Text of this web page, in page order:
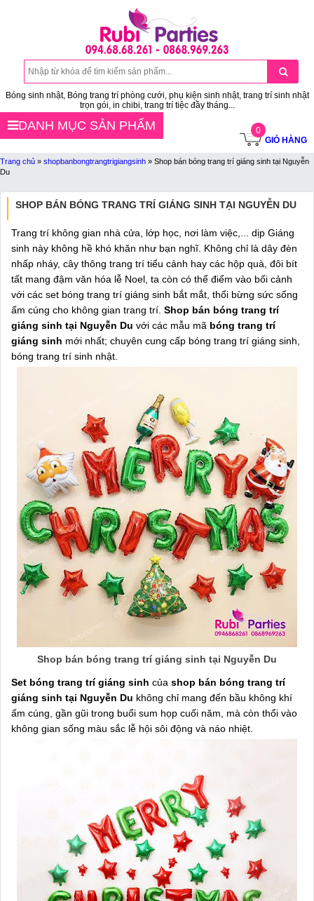
Bóng sinh nhật, Bóng trang trí phòng cưới, phụ kiện sinh nhật, trang trí sinh nhật
trọn gói, in chibi, trang trí tiệc đầy tháng...
0
GIỎ HÀNG
DANH MỤC SẢN PHẨM
Trang chủ » shopbanbongtrangtrigiangsinh » Shop bán bóng trang trí giáng sinh tại Nguyễn
Du
SHOP BÁN BÓNG TRANG TRÍ GIÁNG SINH TẠI NGUYỄN DU
Trang trí không gian nhà cửa, lớp học, nơi làm việc,... dịp Giáng
sinh này không hề khó khăn như bạn nghĩ. Không chỉ là dây đèn
nhấp nháy, cây thông trang trí tiểu cảnh hay các hộp quà, đôi bít
tất mang đậm văn hóa lễ Noel, ta còn có thể điểm vào bối cảnh
với các set bóng trang trí giáng sinh bắt mắt, thổi bừng sức sống
ấm cúng cho không gian trang trí. Shop bán bóng trang trí
giáng sinh tại Nguyễn Du với các mẫu mã bóng trang trí
giáng sinh mới nhất; chuyên cung cấp bóng trang trí giáng sinh,
bóng trang trí sinh nhật.
Shop bán bóng trang trí giáng sinh tại Nguyễn Du
Set bóng trang trí giáng sinh của shop bán bóng trang trí
giáng sinh tại Nguyễn Du không chỉ mang đến bầu không khí
ấm cúng, gần gũi trong buổi sum họp cuối năm, mà còn thổi vào
không gian sống màu sắc lễ hội sôi động và náo nhiệt.